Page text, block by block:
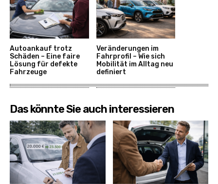
Autoankauf trotz
Schäden – Eine faire
Lösung für defekte
Fahrzeuge
Veränderungen im
Fahrprofil – Wie sich
Mobilität im Alltag neu
definiert
Das könnte Sie auch interessieren